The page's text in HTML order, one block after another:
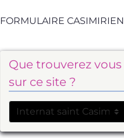
FORMULAIRE CASIMIRIEN
Que trouverez vous
sur ce site ?